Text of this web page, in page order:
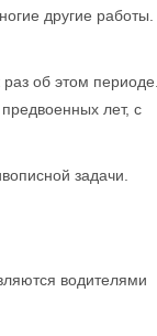
другие работы.
об этом периоде.
лет, с
задачи.
водителями